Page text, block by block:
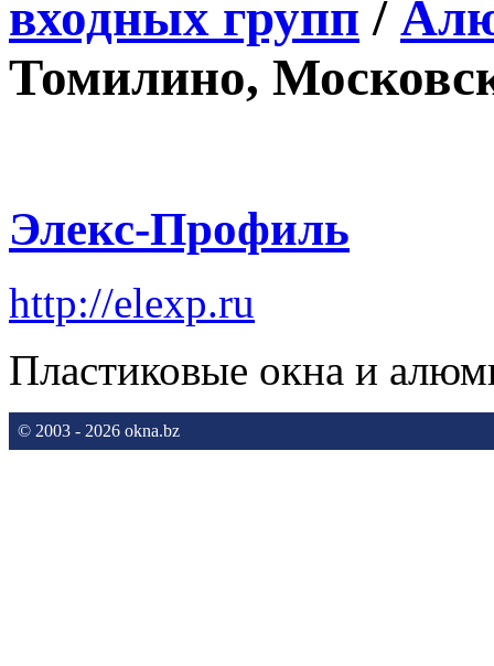
входных групп /
Томилино,
Элекс-Профиль
http://elexp.ru
Пластиковые окна и
© 2003 - 2026 okna.bz